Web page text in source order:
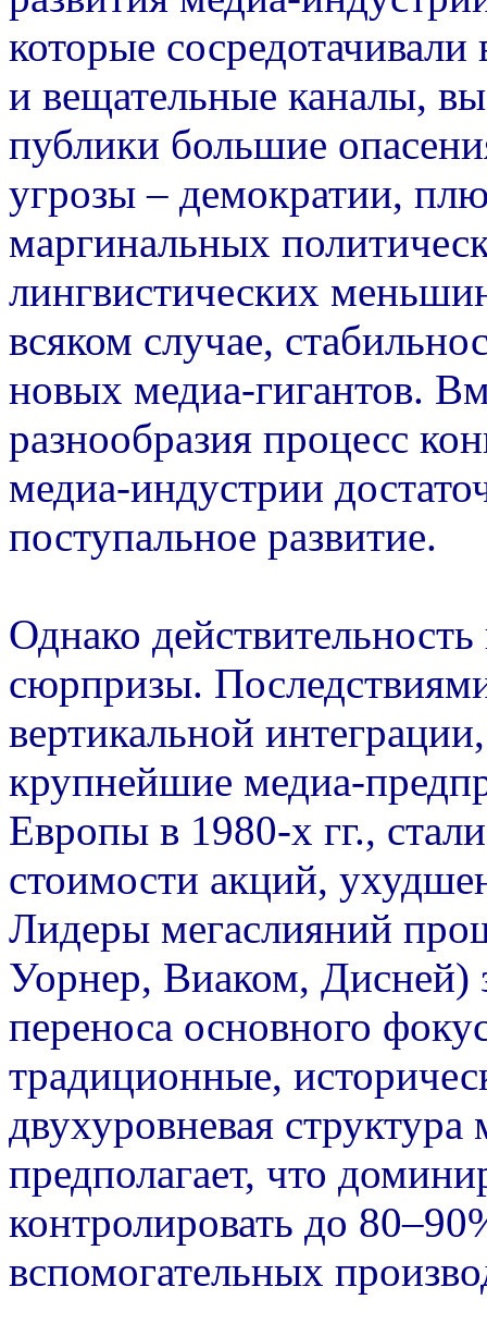
которые
и вещательные каналы,
публики большие
угрозы – демократии,
маргинальных
лингвистических
всяком случае,
новых медиа-гигантов.
разнообразия процесс
медиа-индустрии
поступальное развитие.
Однако
сюрпризы.
вертикальной
крупнейшие медиа-
Европы в 1980-х гг.,
стоимости акций,
Лидеры мегаслияний
Уорнер, Виаком, Дисней)
переноса основного
традиционные,
двухуровневая структура
предполагает, что
контролировать до
вспомогательных